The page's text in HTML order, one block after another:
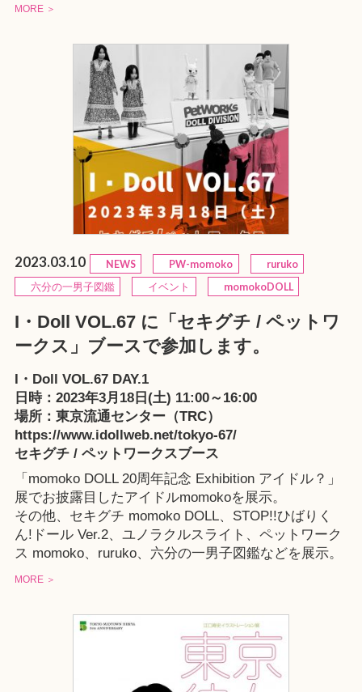
MORE ＞
2023.03.10 NEWS PW-momoko
ruruko
六分の一男子図鑑
イベント momokoDOLL
I・Doll VOL.67 に「セキグチ / ペットワ
ークス」ブースで参加します。
I・Doll VOL.67 DAY.1
日時：2023年3月18日(土) 11:00～16:00
場所：東京流通センター（TRC）
https://www.idollweb.net/tokyo-67/
セキグチ / ペットワークスブース
「 momoko DOLL 20周年記念 Exhibition アイドル？ 」
展でお披露目したアイドルmomokoを展示。
その他、 セキグチ momoko DOLL、 STOP!!ひばりく
ん!ドール Ver.2、ユノラクルスライト、 ペットワーク
ス momoko、 ruruko、 六分の一男子図鑑などを展示。
MORE ＞